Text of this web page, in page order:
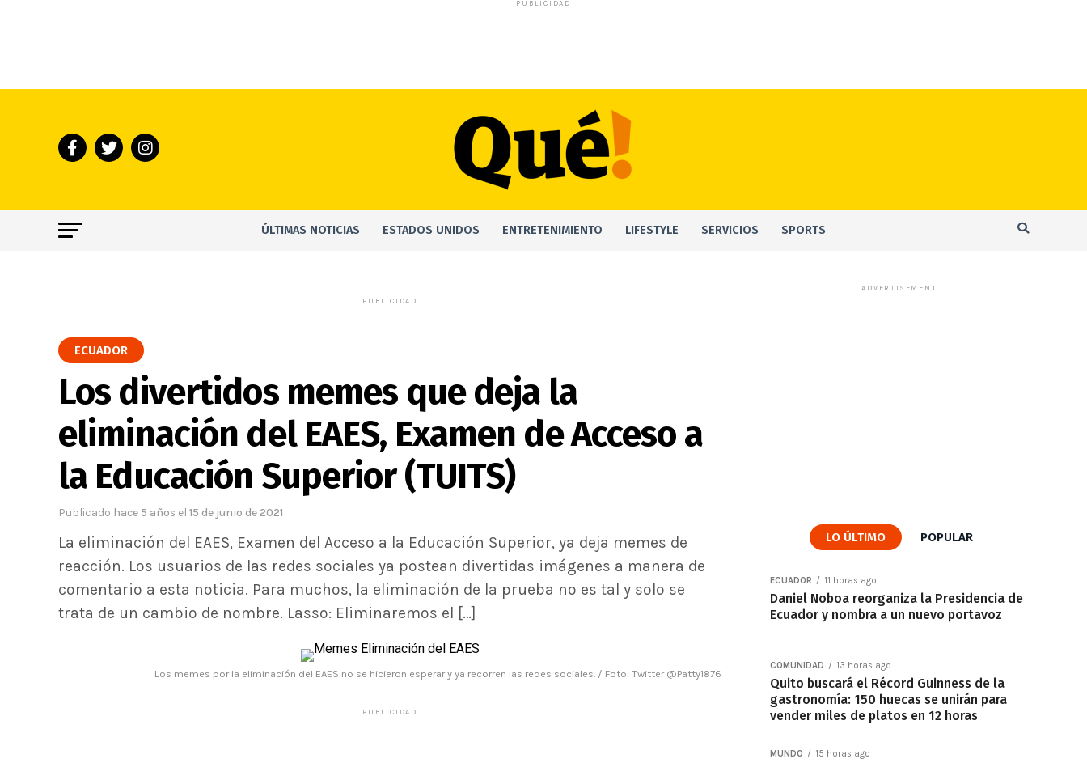
PUBLICIDAD
ÚLTIMAS NOTICIAS ESTADOS UNIDOS ENTRETENIMIENTO LIFESTYLE SERVICIOS SPORTS
PUBLICIDAD
ECUADOR
Los divertidos memes que deja la
eliminación del EAES, Examen de Acceso a
la Educación Superior (TUITS)
Publicado hace 5 años el 15 de junio de 2021
La eliminación del EAES, Examen del Acceso a la Educación Superior, ya deja memes de
reacción. Los usuarios de las redes sociales ya postean divertidas imágenes a manera de
comentario a esta noticia. Para muchos, la eliminación de la prueba no es tal y solo se
trata de un cambio de nombre. Lasso: Eliminaremos el […]
Los memes por la eliminación del EAES no se hicieron esperar y ya recorren las redes sociales. / Foto: Twitter @Patty1876
PUBLICIDAD
ADVERTISEMENT
LO ÚLTIMO POPULAR
ECUADOR 11 horas ago
Daniel Noboa reorganiza la Presidencia de
Ecuador y nombra a un nuevo portavoz
COMUNIDAD 13 horas ago
Quito buscará el Récord Guinness de la
gastronomía: 150 huecas se unirán para
vender miles de platos en 12 horas
MUNDO 15 horas ago